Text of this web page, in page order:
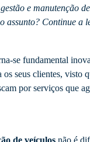
e manutenção
assunto? Continue a
se fundamental
os seus clientes, visto
por serviços que